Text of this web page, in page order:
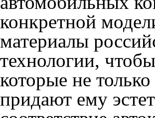
конкретной
материалы
технологии,
которые не
придают ему